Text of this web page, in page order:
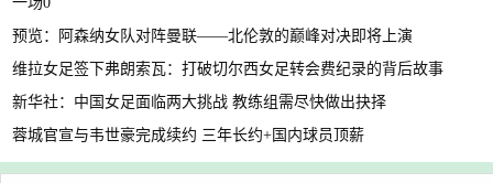
预览：阿森纳女队对阵曼联——北伦敦的巅峰对决即将上演
维拉女足签下弗朗索瓦：打破切尔西女足转会费纪录的背后故事
新华社：中国女足面临两大挑战 教练组需尽快做出抉择
蓉城官宣与韦世豪完成续约 三年长约+国内球员顶薪